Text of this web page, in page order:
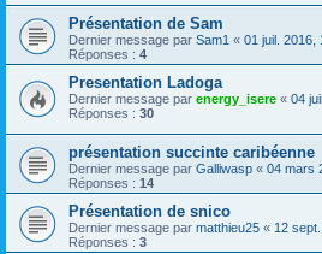
Présentation de Sam
Dernier message par Sam1 « 01 juil. 2016,
Réponses : 4
Presentation Ladoga
Dernier message par energy_isere « 04
Réponses : 30
présentation succinte caribéenne
Dernier message par Galliwasp « 04 mars
Réponses : 14
Présentation de snico
Dernier message par matthieu25 « 12
Réponses : 3